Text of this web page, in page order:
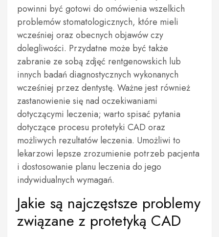
powinni być gotowi do omówienia wszelkich
problemów stomatologicznych, które mieli
wcześniej oraz obecnych objawów czy
dolegliwości. Przydatne może być także
zabranie ze sobą zdjęć rentgenowskich lub
innych badań diagnostycznych wykonanych
wcześniej przez dentystę. Ważne jest również
zastanowienie się nad oczekiwaniami
dotyczącymi leczenia; warto spisać pytania
dotyczące procesu protetyki CAD oraz
możliwych rezultatów leczenia. Umożliwi to
lekarzowi lepsze zrozumienie potrzeb pacjenta
i dostosowanie planu leczenia do jego
indywidualnych wymagań.
Jakie są najczęstsze problemy
związane z protetyką CAD